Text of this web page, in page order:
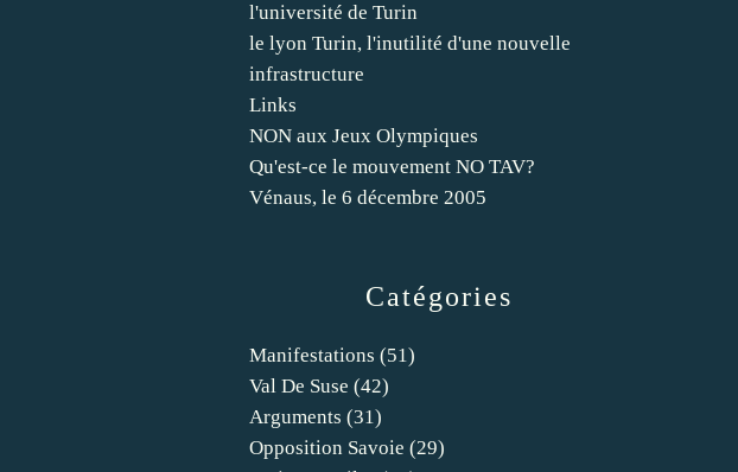
Catégories
Manifestations (51)
Val De Suse (42)
Arguments (31)
Opposition Savoie (29)
l'université de Turin
le lyon Turin, l'inutilité d'une nouvelle
infrastructure
Links
NON aux Jeux Olympiques
Qu'est-ce le mouvement NO TAV?
Vénaus, le 6 décembre 2005